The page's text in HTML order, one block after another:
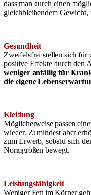
dass man durch einen
gleichbleibendem Gewicht,
Gesundheit
Zweifelsfrei stellen sich für
positive Effekte durch den
weniger anfällig für
die eigene
Kleidung
Möglicherweise passen
wieder. Zumindest aber
zum Erwerb, sobald sich
Normgrößen bewegt.
Leistungsfähigkeit
Weniger Fett im Körper